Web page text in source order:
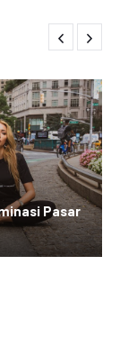
Pasar